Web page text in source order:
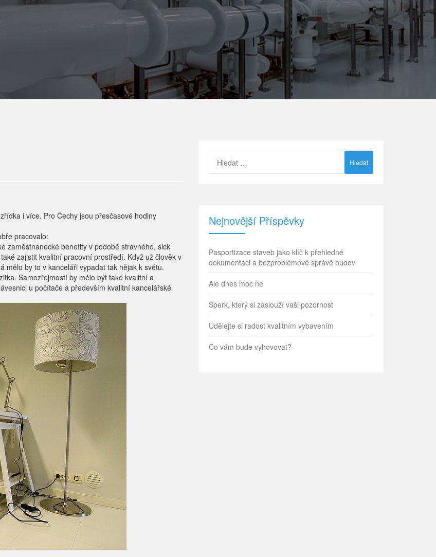
i více. Pro Čechy jsou přesčasové hodiny
pracovalo:
zaměstnanecké benefity v podobě stravného, sick
zajistit kvalitní pracovní prostředí. Když už člověk v
mělo by to v kanceláři vypadat tak nějak k světu.
Samozřejmostí by mělo být také kvalitní a
u počítače a především kvalitní kancelářské
Nejnovější Příspěvky
Pasportizace staveb jako klíč k přehledné
dokumentaci a bezproblémové správě budov
Ale dnes moc ne
Šperk, který si zaslouží vaši pozornost
Udělejte si radost kvalitním vybavením
Co vám bude vyhovovat?